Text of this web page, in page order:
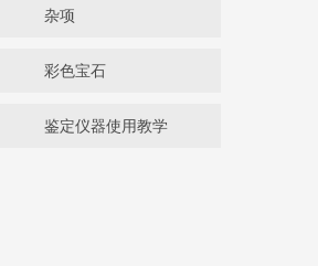
杂项
彩色宝石
鉴定仪器使用教学